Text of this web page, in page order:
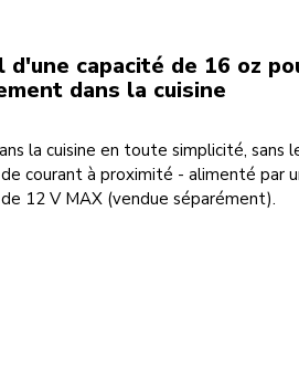
d'une capacité de 16 oz
dans la cuisine
la cuisine en toute simplicité, sans
courant à proximité - alimenté par
12 V MAX (vendue séparément).